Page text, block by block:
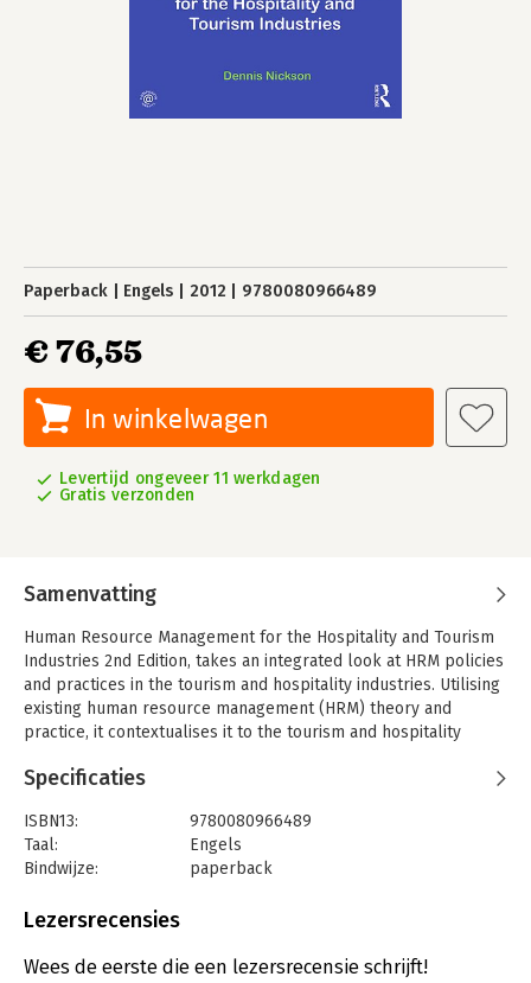
Paperback Engels 2012 9780080966489
€ 76,55
In winkelwagen
Levertijd ongeveer 11 werkdagen
Gratis verzonden
Samenvatting
Human Resource Management for the Hospitality and Tourism
Industries 2nd Edition, takes an integrated look at HRM policies
and practices in the tourism and hospitality industries. Utilising
existing human resource management (HRM) theory and
practice, it contextualises it to the tourism and hospitality
these industries, such as how to manage tour reps or working
It initially sets the scene with a broad review of the evidence of
HRM practice within the tourism and hospitality industries.
Having identified the broader picture, the text then begin to
practices such as: recruitment and selection, legislation and
strategies in the industry.
Specificaties
ISBN13:
9780080966489
Taal:
Engels
Bindwijze:
paperback
Uitgever:
Lezersrecensies
Wees de eerste die een lezersrecensie schrijft!